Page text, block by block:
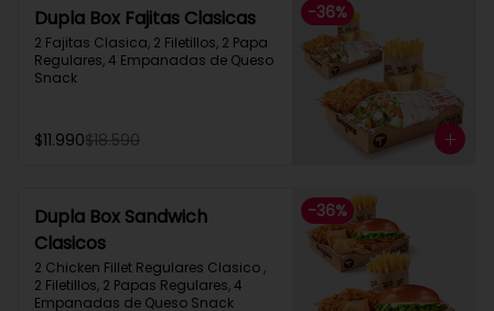
-36%
Dupla Box Fajitas Clasicas
2 Fajitas Clasica, 2 Filetillos, 2 Papa
Regulares, 4 Empanadas de Queso
Snack
$11.990$18.590
-36%
Dupla Box Sandwich
Clasicos
2 Chicken Fillet Regulares Clasico ,
2 Filetillos, 2 Papas Regulares, 4
Empanadas de Queso Snack